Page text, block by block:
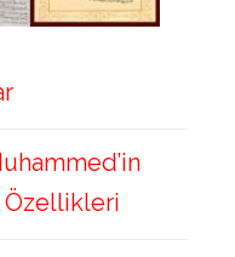
Özellikleri